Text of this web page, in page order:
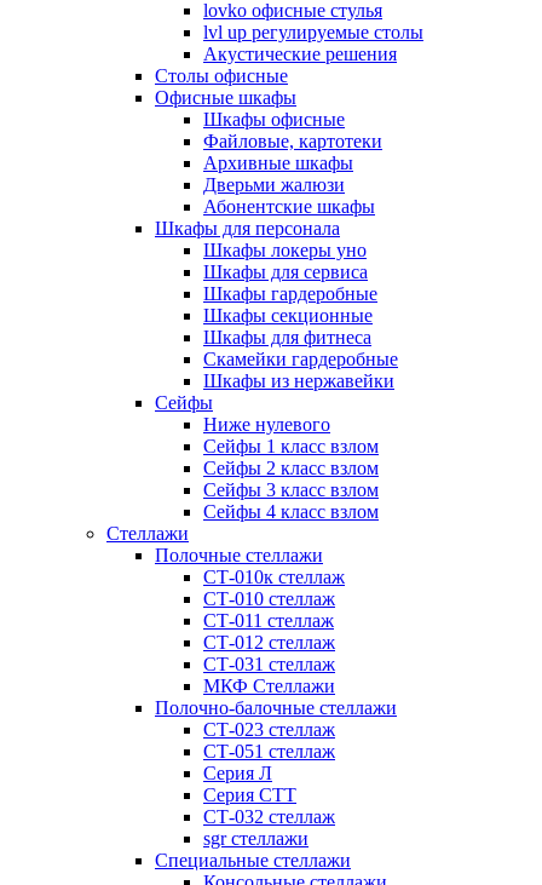
lovko офисные стулья
lvl up регулируемые столы
Акустические решения
Столы офисные
Офисные шкафы
Шкафы офисные
Файловые, картотеки
Архивные шкафы
Дверьми жалюзи
Абонентские шкафы
Шкафы для персонала
Шкафы локеры уно
Шкафы для сервиса
Шкафы гардеробные
Шкафы секционные
Шкафы для фитнеса
Скамейки гардеробные
Шкафы из нержавейки
Сейфы
Ниже нулевого
Сейфы 1 класс взлом
Сейфы 2 класс взлом
Сейфы 3 класс взлом
Сейфы 4 класс взлом
Стеллажи
Полочные стеллажи
СТ-010к стеллаж
СТ-010 стеллаж
СТ-011 стеллаж
СТ-012 стеллаж
СТ-031 стеллаж
МКФ Стеллажи
Полочно-балочные стеллажи
СТ-023 стеллаж
СТ-051 стеллаж
Серия Л
Серия СТТ
СТ-032 стеллаж
sgr стеллажи
Специальные стеллажи